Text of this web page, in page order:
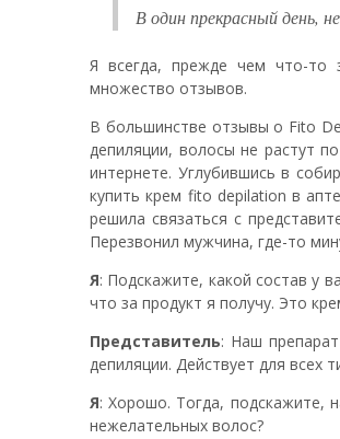
В один прекрасный день,
Я всегда, прежде чем что-то
множество отзывов.
В большинстве отзывы о Fito
депиляции, волосы не растут
интернете. Углубившись в
купить крем fito depilation в
решила связаться с
Перезвонил мужчина, где-то
Я: Подскажите, какой состав у
что за продукт я получу. Это
Представитель: Наш
депиляции. Действует для всех
Я: Хорошо. Тогда, подскажите,
нежелательных волос?